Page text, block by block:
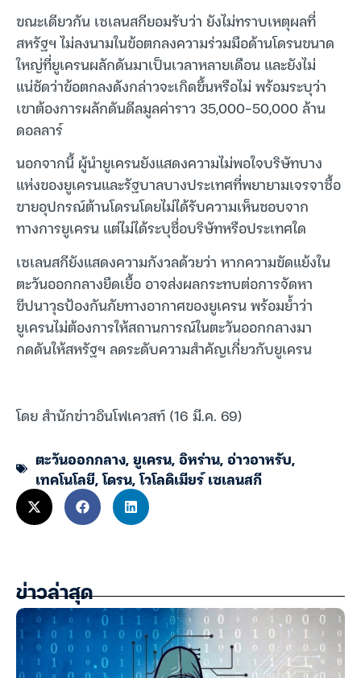
ขณะเดียวกัน เซเลนสกียอมรับว่า ยังไม่ทราบเหตุผลที่
สหรัฐฯ ไม่ลงนามในข้อตกลงความร่วมมือด้านโดรนขนาด
ใหญ่ที่ยูเครนผลักดันมาเป็นเวลาหลายเดือน และยังไม่
แน่ชัดว่าข้อตกลงดังกล่าวจะเกิดขึ้นหรือไม่ พร้อมระบุว่า
เขาต้องการผลักดันดีลมูลค่าราว 35,000-50,000 ล้าน
ดอลลาร์
นอกจากนี้ ผู้นำยูเครนยังแสดงความไม่พอใจบริษัทบาง
แห่งของยูเครนและรัฐบาลบางประเทศที่พยายามเจรจาซื้อ
ขายอุปกรณ์ต้านโดรนโดยไม่ได้รับความเห็นชอบจาก
ทางการยูเครน แต่ไม่ได้ระบุชื่อบริษัทหรือประเทศใด
เซเลนสกียังแสดงความกังวลด้วยว่า หากความขัดแย้งใน
ตะวันออกกลางยืดเยื้อ อาจส่งผลกระทบต่อการจัดหา
ขีปนาวุธป้องกันภัยทางอากาศของยูเครน พร้อมย้ำว่า
ยูเครนไม่ต้องการให้สถานการณ์ในตะวันออกกลางมา
กดดันให้สหรัฐฯ ลดระดับความสำคัญเกี่ยวกับยูเครน
โดย สำนักข่าวอินโฟเควสท์ (16 มี.ค. 69)
ตะวันออกกลาง,ยูเครน,อิหร่าน,อ่าวอาหรับ,
เทคโนโลยี,โดรน,โวโลดิเมียร์ เซเลนสกี
ข่าวล่าสุด